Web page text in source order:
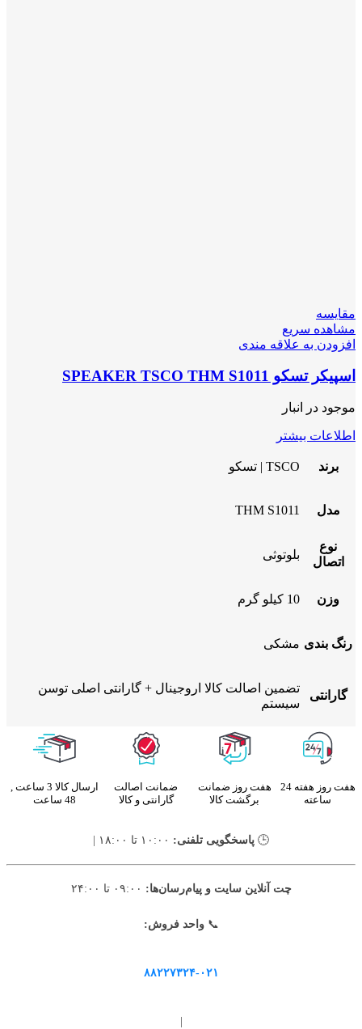
مقایسه
مشاهده سریع
افزودن به علاقه مندی
اسپیکر تسکو SPEAKER TSCO THM S1011
موجود در انبار
اطلاعات بیشتر
برند TSCO | تسکو
مدل THM S1011
نوع
اتصال
بلوتوثی
وزن 10 کیلو گرم
رنگ بندی مشکی
گارانتی
تضمین اصالت کالا اروجینال + گارانتی اصلی توسن
سیستم
هفت روز هفته 24
ساعته
هفت روز ضمانت
برگشت کالا
ضمانت اصالت
گارانتی و کالا
ارسال کالا 3 ساعت ,
48 ساعت
🕒 پاسخگویی تلفنی:
چت آنلاین سایت و پیام‌رسان‌ها:
📞واحد فروش:
۸۸۲۲۷۳۲۴-۰۲۱